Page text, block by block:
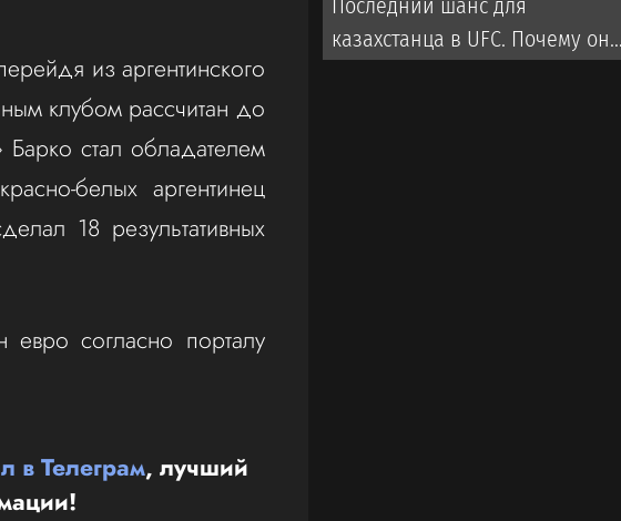
из аргентинского
клубом рассчитан до
стал обладателем
белых аргентинец
18 результативных
евро согласно порталу
в Телеграм, лучший
казахстанца в UFC. Почему он